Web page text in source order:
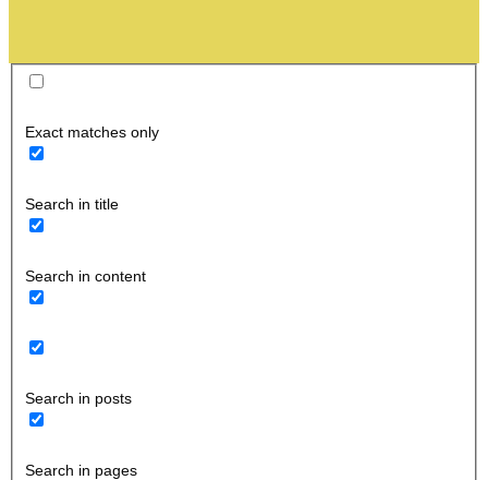
Exact matches only
Search in title
Search in content
Search in posts
Search in pages